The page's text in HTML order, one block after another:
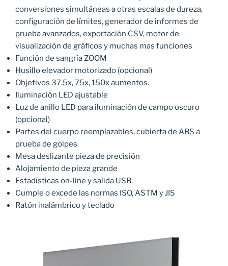
conversiones simultáneas a otras escalas de dureza,
configuración de límites, generador de informes de
prueba avanzados, exportación CSV, motor de
visualización de gráficos y muchas mas funciones
Función de sangría ZOOM
Husillo elevador motorizado (opcional)
Objetivos 37.5x, 75x, 150x aumentos.
Iluminación LED ajustable
Luz de anillo LED para iluminación de campo oscuro
(opcional)
Partes del cuerpo reemplazables, cubierta de ABS a
prueba de golpes
Mesa deslizante pieza de precisión
Alojamiento de pieza grande
Estadísticas on-line y salida USB.
Cumple o excede las normas ISO, ASTM y JIS
Ratón inalámbrico y teclado